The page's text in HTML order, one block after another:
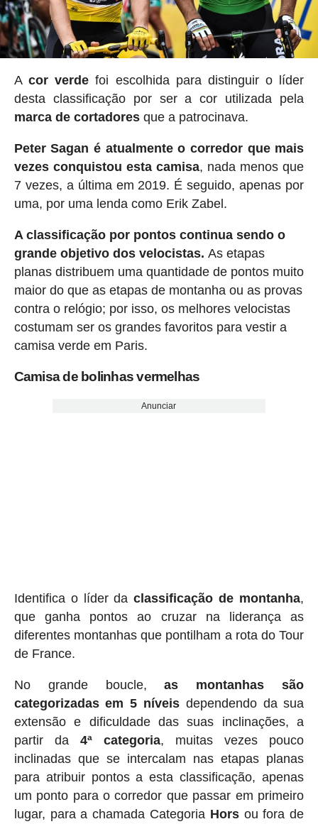
A cor verde foi escolhida para distinguir o líder
desta classificação por ser a cor utilizada pela
marca de cortadoresque a patrocinava.
Peter Sagan é atualmente o corredor que mais
vezes conquistou esta camisa, nada menos que
7 vezes, a última em 2019. É seguido, apenas por
uma, por uma lenda como Erik Zabel.
A classificação por pontos continua sendo o
grande objetivo dos velocistas. As etapas
planas distribuem uma quantidade de pontos muito
maior do que as etapas de montanha ou as provas
contra o relógio; por isso, os melhores velocistas
costumam ser os grandes favoritos para vestir a
camisa verde em Paris.
Camisa de bolinhas vermelhas
Anunciar
Identifica o líder daclassificação de montanha,
que ganha pontos ao cruzar na liderança as
diferentes montanhas que pontilham a rota do Tour
de France.
No grande boucle,as montanhas são
categorizadas em 5 níveisdependendo da sua
extensão e dificuldade das suas inclinações, a
partir da 4ª categoria, muitas vezes pouco
inclinadas que se intercalam nas etapas planas
para atribuir pontos a esta classificação, apenas
um ponto para o corredor que passar em primeiro
lugar, para a chamada Categoria Horsou fora de